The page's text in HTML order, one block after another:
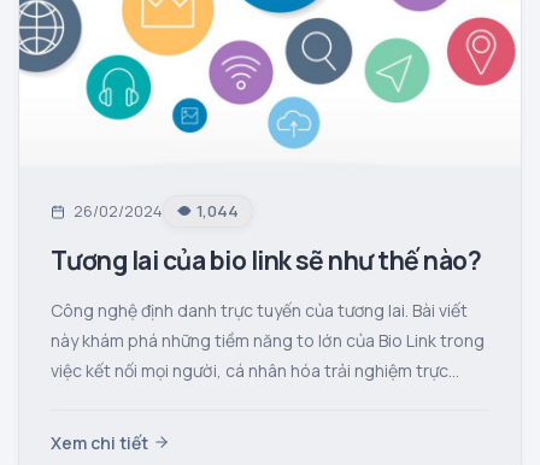
26/02/2024 1,044
Tương lai của bio link sẽ như thế nào?
Công nghệ định danh trực tuyến của tương lai. Bài viết
này khám phá những tiềm năng to lớn của Bio Link trong
việc kết nối mọi người, cá nhân hóa trải nghiệm trực
Xem chi tiết